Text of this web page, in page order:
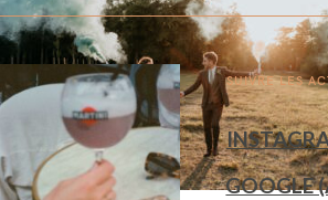
SUIVRE LES
GOOGLE